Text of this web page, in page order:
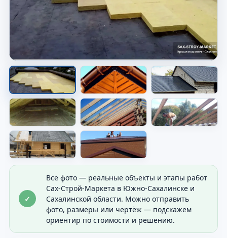
Скатная кровля на доме
Видно форму крыши и общий результат
покрытия.
✓
Все фото — реальные объекты и этапы работ
Сах-Строй-Маркета в Южно-Сахалинске и
Сахалинской области. Можно отправить
фото, размеры или чертёж — подскажем
ориентир по стоимости и решению.